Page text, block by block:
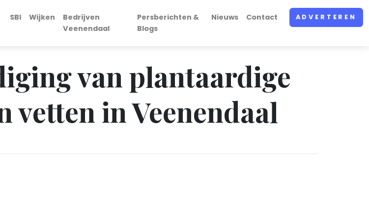
SBI Wijken
Bedrijven
Veenendaal
Persberichten &
Blogs
Nieuws Contact ADVERTEREN
van plantaardige
vetten in Veenendaal